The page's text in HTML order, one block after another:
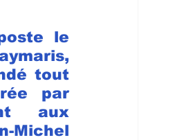
le
tout
par
aux
Michel